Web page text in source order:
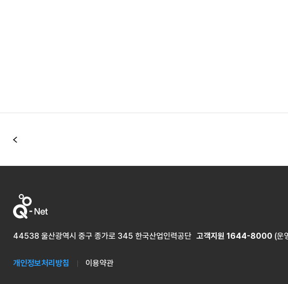
44538 울산광역시 중구 종가로 345 한국산업인력공단 고객지원 1644-8000 (운
개인정보처리방침 이용약관